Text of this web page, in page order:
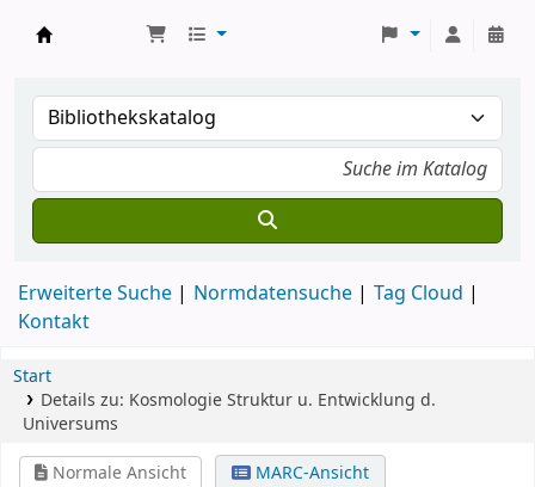
Erweiterte Suche Normdatensuche
Tag Cloud
Kontakt
Start
Details zu: KosmologieStruktur u. Entwicklung d.
Universums
Normale Ansicht
MARC-Ansicht